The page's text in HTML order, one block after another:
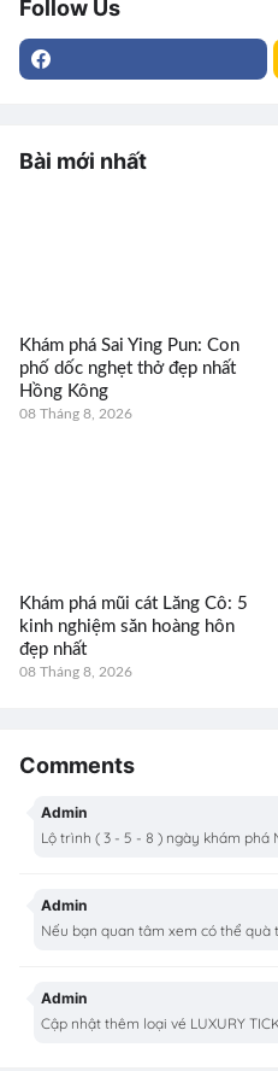
Follow Us
Bài mới nhất
Khám phá Sai Ying Pun: Con
phố dốc nghẹt thở đẹp nhất
Hồng Kông
08 Tháng 8, 2026
Khám phá mũi cát Lăng Cô: 5
kinh nghiệm săn hoàng hôn
đẹp nhất
08 Tháng 8, 2026
Comments
Admin
Lộ trình ( 3 - 5 - 8 ) ngày khám phá
Admin
Nếu bạn quan tâm xem có thể quà
Admin
Cập nhật thêm loại vé LUXURY